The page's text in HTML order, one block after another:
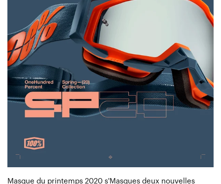
Masque du printemps 2020 s'Masques deux nouvelles